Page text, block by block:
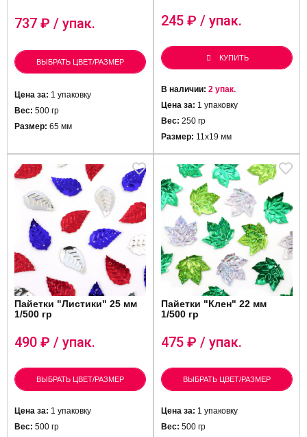
737 ₽ / упак.
ВЫБРАТЬ ЦВЕТ/РАЗМЕР
Цена за: 1 упаковку
Вес: 500 гр
Размер: 65 мм
245 ₽ / упак.
КУПИТЬ
В наличии: 2 упак.
Цена за: 1 упаковку
Вес: 250 гр
Размер: 11х19 мм
Пайетки "Листики" 25 мм
1/500 гр
490 ₽ / упак.
ВЫБРАТЬ ЦВЕТ/РАЗМЕР
Цена за: 1 упаковку
Вес: 500 гр
Пайетки "Клен" 22 мм
1/500 гр
475 ₽ / упак.
ВЫБРАТЬ ЦВЕТ/РАЗМЕР
Цена за: 1 упаковку
Вес: 500 гр